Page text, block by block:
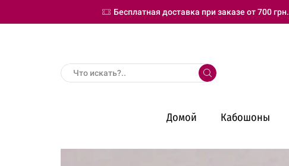
Бесплатная доставка при заказе от 700 грн.
Домой Кабошоны